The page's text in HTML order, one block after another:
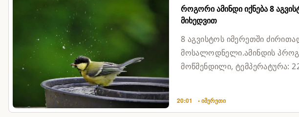
როგორი ამინდი იქნება 8
მიხედვით
8 აგვისტოს იმერეთში
მოსალოდნელი.ამინდის
მოწმენდილი, ტემპერატურა:
20:01 • იმერეთი